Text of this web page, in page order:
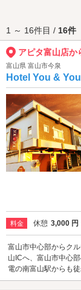
1 ～ 16件目 / 16件
アピタ富山店か
富山県 富山市今泉
Hotel You & You
料金 休憩 3,000 円
富山市中心部からク
山ICへ、富山市中心
電の南富山駅からも徒